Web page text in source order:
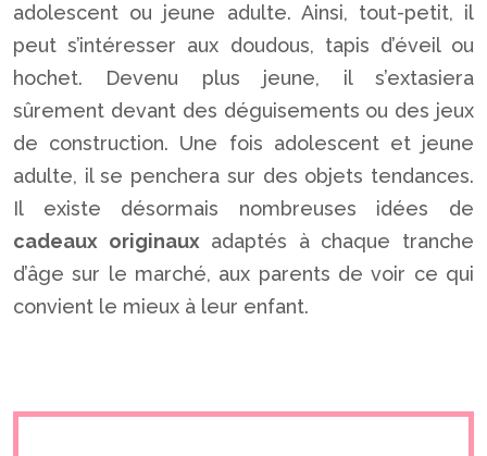
adolescent ou jeune adulte. Ainsi, tout-petit, il
peut s’intéresser aux doudous, tapis d’éveil ou
hochet. Devenu plus jeune, il s’extasiera
sûrement devant des déguisements ou des jeux
de construction. Une fois adolescent et jeune
adulte, il se penchera sur des objets tendances.
Il existe désormais nombreuses idées de
cadeaux originauxadaptés à chaque tranche
d’âge sur le marché, aux parents de voir ce qui
convient le mieux à leur enfant.